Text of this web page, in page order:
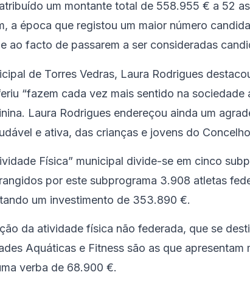
um montante total de 558.955 € a 52
a época que registou um maior número
ao facto de passarem a ser consideradas
de Torres Vedras, Laura Rodrigues
“fazem cada vez mais sentido na
Laura Rodrigues endereçou ainda um
e ativa, das crianças e jovens do
Física” municipal divide-se em cinco
por este subprograma 3.908 atletas
um investimento de 353.890 €.
da atividade física não federada, que se
Aquáticas e Fitness são as que
verba de 68.900 €.